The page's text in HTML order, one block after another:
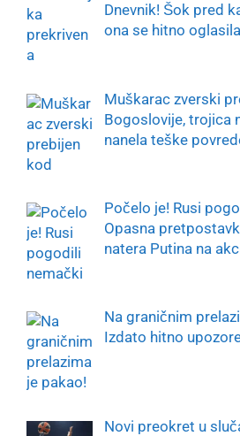
Dnevnik! Šok pred
ona se hitno oglasila
Muškarac zverski
Bogoslovije, trojica
nanela teške
Počelo je! Rusi
Opasna
natera Putina na
Na graničnim
Izdato hitno
Novi preokret u